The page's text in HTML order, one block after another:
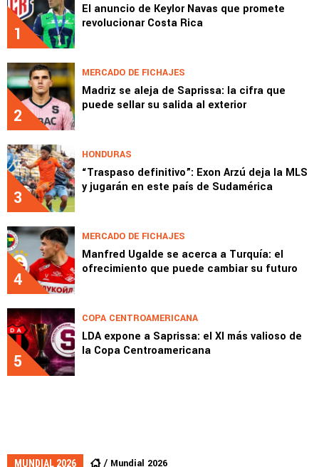
1
El anuncio de Keylor Navas que promete
revolucionar Costa Rica
2
MERCADO DE FICHAJES
Madriz se aleja de Saprissa: la cifra que
puede sellar su salida al exterior
3
HONDURAS
“Traspaso definitivo”: Exon Arzú deja la MLS
y jugarán en este país de Sudamérica
4
MERCADO DE FICHAJES
Manfred Ugalde se acerca a Turquía: el
ofrecimiento que puede cambiar su futuro
5
COPA CENTROAMERICANA
LDA expone a Saprissa: el XI más valioso de
la Copa Centroamericana
MUNDIAL 2026 Mundial 2026